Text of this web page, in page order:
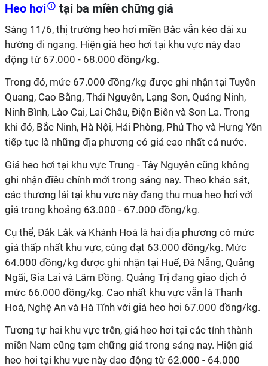
Heo hơi tại ba miền chững giá
Sáng 11/6, thị trường heo hơi miền Bắc vẫn kéo dài xu
hướng đi ngang. Hiện giá heo hơi tại khu vực này dao
động từ 67.000 - 68.000 đồng/kg.
Trong đó, mức 67.000 đồng/kg được ghi nhận tại Tuyên
Quang, Cao Bằng, Thái Nguyên, Lạng Sơn, Quảng Ninh,
Ninh Bình, Lào Cai, Lai Châu, Điện Biên và Sơn La. Trong
khi đó, Bắc Ninh, Hà Nội, Hải Phòng, Phú Thọ và Hưng Yên
tiếp tục là những địa phương có giá cao nhất cả nước.
Giá heo hơi tại khu vực Trung - Tây Nguyên cũng không
ghi nhận điều chỉnh mới trong sáng nay. Theo khảo sát,
các thương lái tại khu vực này đang thu mua heo hơi với
giá trong khoảng 63.000 - 67.000 đồng/kg.
Cụ thể, Đắk Lắk và Khánh Hoà là hai địa phương có mức
giá thấp nhất khu vực, cùng đạt 63.000 đồng/kg. Mức
64.000 đồng/kg được ghi nhận tại Huế, Đà Nẵng, Quảng
Ngãi, Gia Lai và Lâm Đồng. Quảng Trị đang giao dịch ở
mức 66.000 đồng/kg. Cao nhất khu vực vẫn là Thanh
Hoá, Nghệ An và Hà Tĩnh với giá heo hơi 67.000 đồng/kg.
Tương tự hai khu vực trên, giá heo hơi tại các tỉnh thành
miền Nam cũng tạm chững giá trong sáng nay. Hiện giá
heo hơi tại khu vực này dao động từ 62.000 - 64.000